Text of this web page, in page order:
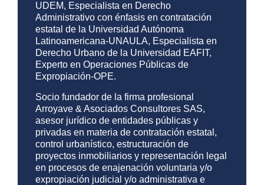
UDEM, Especialista en Derecho
Administrativo con énfasis en contratación
estatal de la Universidad Autónoma
Latinoamericana-UNAULA, Especialista en
Derecho Urbano de la Universidad EAFIT,
Experto en Operaciones Públicas de
Expropiación-OPE.
Socio fundador de la firma profesional
Arroyave & Asociados Consultores SAS,
asesor jurídico de entidades públicas y
privadas en materia de contratación estatal,
control urbanístico, estructuración de
proyectos inmobiliarios y representación legal
en procesos de enajenación voluntaria y/o
expropiación judicial y/o administrativa e